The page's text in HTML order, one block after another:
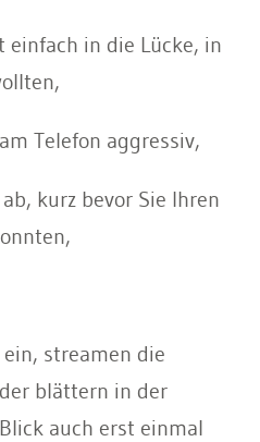
einfach in die Lücke, in
Telefon aggressiv,
kurz bevor Sie Ihren
streamen die
blättern in der
auch erst einmal